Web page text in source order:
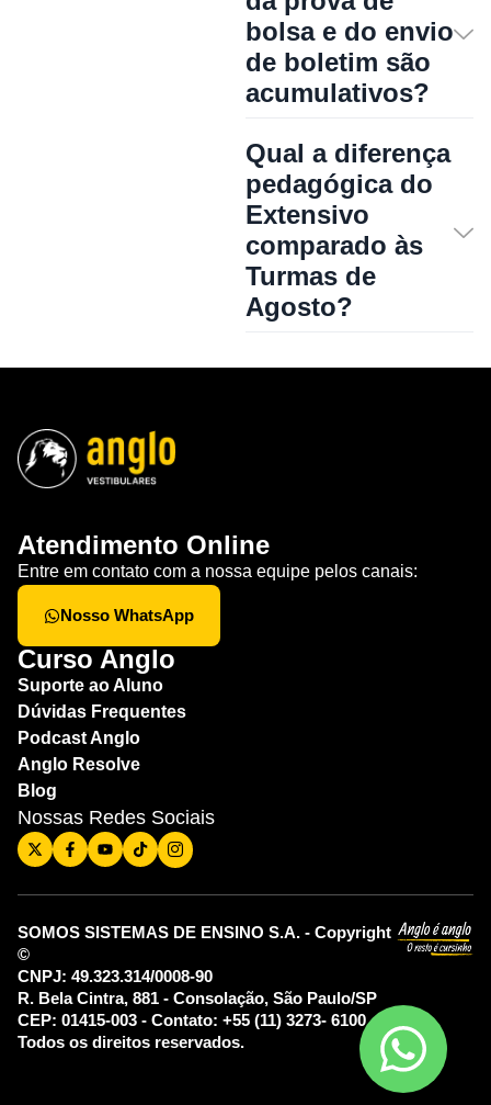
bolsa e do envio
de boletim são
acumulativos?
Qual a diferença
pedagógica do
Extensivo
comparado às
Turmas de
Agosto?
Atendimento Online
Entre em contato com a nossa equipe pelos canais:
Nosso WhatsApp
Curso Anglo
Suporte ao Aluno
Dúvidas Frequentes
Podcast Anglo
Anglo Resolve
Blog
Nossas Redes Sociais
SOMOS SISTEMAS DE ENSINO S.A. - Copyright
©
CNPJ: 49.323.314/0008-90
R. Bela Cintra, 881 - Consolação, São Paulo/SP
CEP: 01415-003 - Contato: +55 (11) 3273- 6100
Todos os direitos reservados.